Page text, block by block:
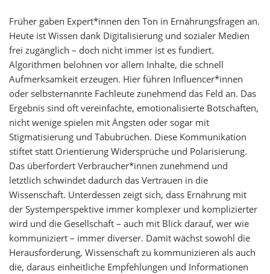
Früher gaben Expert*innen den Ton in Ernährungsfragen an.
Heute ist Wissen dank Digitalisierung und sozialer Medien
frei zugänglich – doch nicht immer ist es fundiert.
Algorithmen belohnen vor allem Inhalte, die schnell
Aufmerksamkeit erzeugen. Hier führen Influencer*innen
oder selbsternannte Fachleute zunehmend das Feld an. Das
Ergebnis sind oft vereinfachte, emotionalisierte Botschaften,
nicht wenige spielen mit Ängsten oder sogar mit
Stigmatisierung und Tabubrüchen. Diese Kommunikation
stiftet statt Orientierung Widersprüche und Polarisierung.
Das überfordert Verbraucher*innen zunehmend und
letztlich schwindet dadurch das Vertrauen in die
Wissenschaft. Unterdessen zeigt sich, dass Ernährung mit
der Systemperspektive immer komplexer und komplizierter
wird und die Gesellschaft – auch mit Blick darauf, wer wie
kommuniziert – immer diverser. Damit wächst sowohl die
Herausforderung, Wissenschaft zu kommunizieren als auch
die, daraus einheitliche Empfehlungen und Informationen